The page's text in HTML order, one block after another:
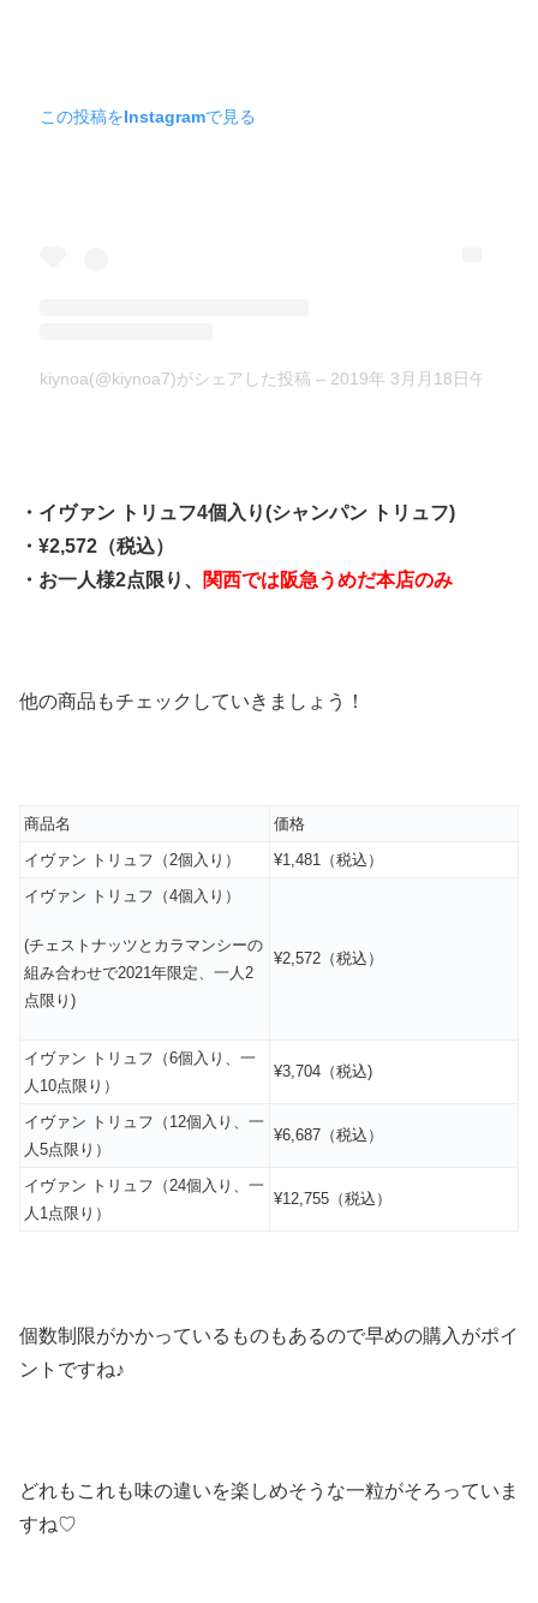
この投稿をInstagramで見る
kiynoa(@kiynoa7)がシェアした投稿 – 2019年 3月月18日午前12
・イヴァン トリュフ4個入り(シャンパン トリュフ)
・¥2,572（税込）
・お一人様2点限り、
関西では阪急うめだ本店のみ
他の商品もチェックしていきましょう！
商品名
価格
イヴァン トリュフ（2個入り）
¥1,481（税込）
イヴァン トリュフ（4個入り）
(チェストナッツとカラマンシーの
組み合わせで2021年限定、一人2
点限り)
¥2,572（税込）
イヴァン トリュフ（6個入り、一
人10点限り）
¥3,704（税込)
イヴァン トリュフ（12個入り、一
人5点限り）
¥6,687（税込）
イヴァン トリュフ（24個入り、一
人1点限り）
¥12,755（税込）
個数制限がかかっているものもあるので早めの購入がポイ
ントですね♪
どれもこれも味の違いを楽しめそうな一粒がそろっていま
すね♡